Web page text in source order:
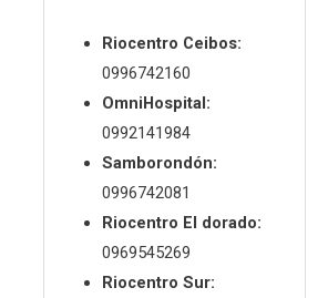
Riocentro Ceibos:
0996742160
OmniHospital:
0992141984
Samborondón:
0996742081
Riocentro El dorado:
0969545269
Riocentro Sur: